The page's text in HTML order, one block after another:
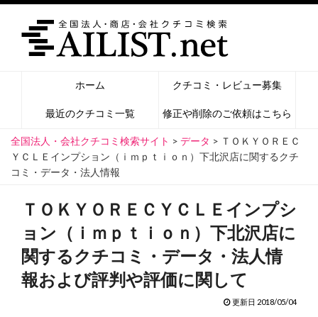
ホーム クチコミ・レビュー募集
最近のクチコミ一覧 修正や削除のご依頼はこちら
全国法人・会社クチコミ検索サイト > データ > ＴＯＫＹＯＲＥＣ
ＹＣＬＥインプション（ｉｍｐｔｉｏｎ）下北沢店に関するクチ
コミ・データ・法人情報
ＴＯＫＹＯＲＥＣＹＣＬＥインプシ
ョン（ｉｍｐｔｉｏｎ）下北沢店に
関するクチコミ・データ・法人情
報および評判や評価に関して
更新日 2018/05/04